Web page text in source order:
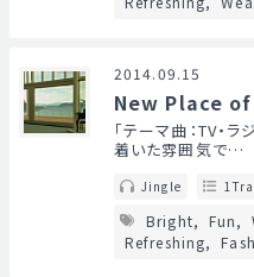
2014.09.15
New Place
「テーマ曲：TV・
着いた雰囲気で…
Jingle
Bright Fun
Refreshing